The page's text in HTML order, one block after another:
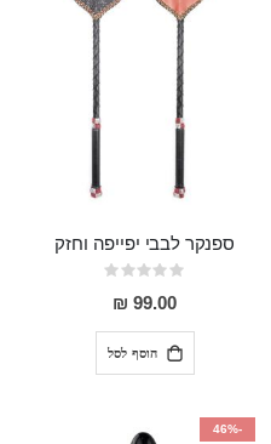
ספנקר לבבי יפייפה וחזק
Rating:
0%
99.00 ₪
הוסף לסל
-46%